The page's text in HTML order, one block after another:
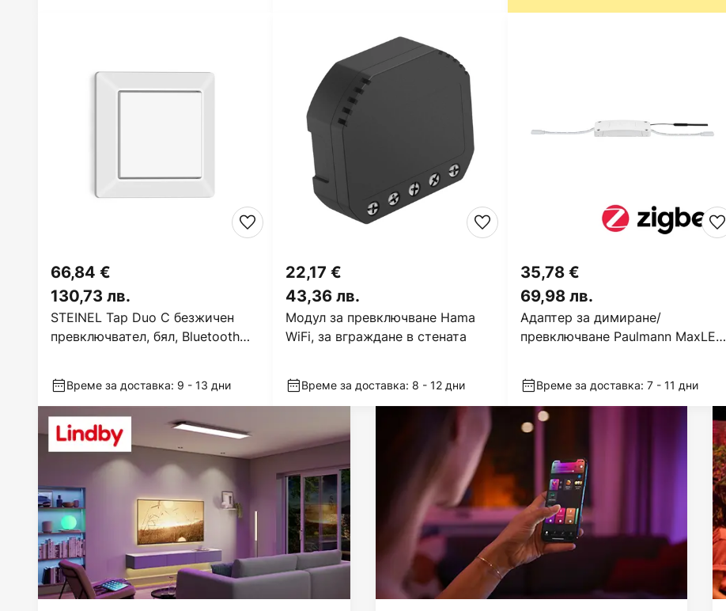
STEINEL Tap Duo C безжичен
превключвател, бял, Bluetooth
66,84 €
130,73 лв.
Време за доставка: 9 - 13 дни
Модул за превключване Hama
WiFi, за вграждане в стената
22,17 €
43,36 лв.
Време за доставка: 8 - 12 дни
Адаптер за димиране/
превключване Paulmann MaxLED,
35,78 €
69,98 лв.
Време за доставка: 7 - 11 дни